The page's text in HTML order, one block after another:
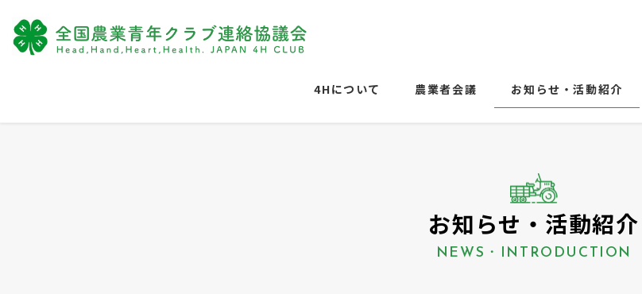
テ
移
ゲ
ン
4Hについて 農業者会議 お知らせ・活動紹介
お知らせ・活動紹介
NEWS・INTRODUCTION